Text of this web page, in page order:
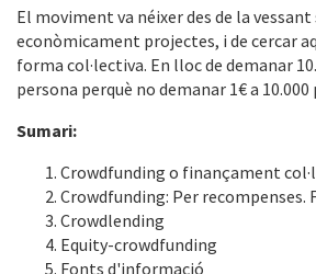
El moviment va néixer des de la
econòmicament projectes, i de cercar
forma col·lectiva. En lloc de demanar
persona perquè no demanar 1€ a 10.000
Sumari:
Crowdfunding o finançament
Crowdfunding: Per recompenses.
Crowdlending
Equity-crowdfunding
Fonts d'informació